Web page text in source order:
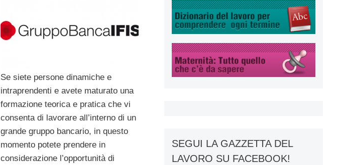
Se siete persone dinamiche e
intraprendenti e avete maturato una
formazione teorica e pratica che vi
consenta di lavorare all’interno di un
grande gruppo bancario, in questo
momento potete prendere in
considerazione l’opportunità di
SEGUI LA GAZZETTA DEL
LAVORO SU FACEBOOK!